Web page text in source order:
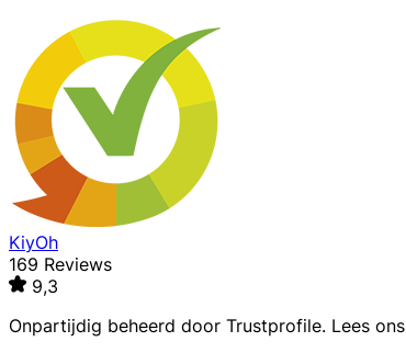
KiyOh
169 Reviews
9,3
Onpartijdig beheerd door Trustprofile. Lees ons